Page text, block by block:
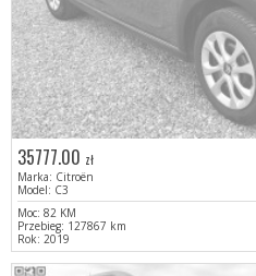
35777.00 zł
Marka: Citroën
Model: C3
Moc: 82 KM
Przebieg: 127867 km
Rok: 2019